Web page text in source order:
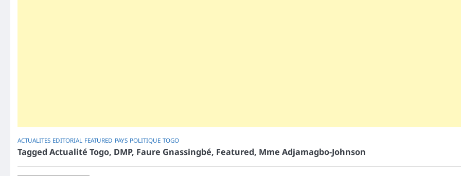
ACTUALITES EDITORIAL FEATURED PAYS POLITIQUE TOGO
Tagged Actualité Togo, DMP, Faure Gnassingbé, Featured, Mme Adjamagbo-Johnson